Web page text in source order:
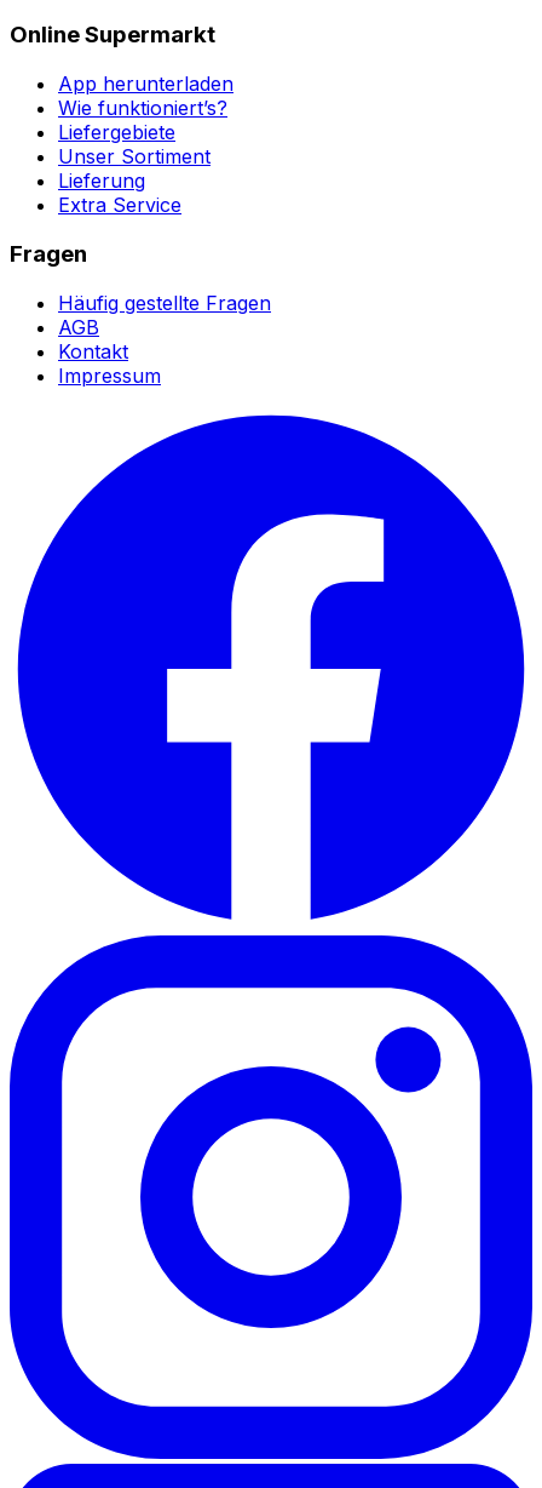
Online Supermarkt
App herunterladen
Wie funktioniert’s?
Liefergebiete
Unser Sortiment
Lieferung
Extra Service
Fragen
Häufig gestellte Fragen
AGB
Kontakt
Impressum